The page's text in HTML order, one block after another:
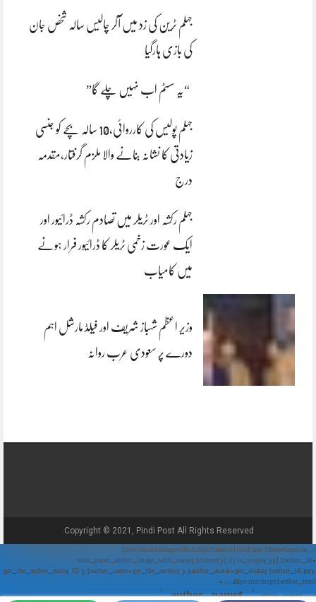
جہلم ٹرین کی زد میں آکر چالیس سالہ شخص جان
کی بازی ہارگیا
“یہ سسٹم اب نہیں چلے گا”
جہلم پولیس کی کارروائی،10 سالہ بچے کو جنسی
زیادتی کا نشانہ بنانے والا ملزم گرفتار،مقدمہ
درج
جہلم رکشہ اور ٹریلر میں تصادم رکشہ ڈرائیور اور
ایک عورت زخمی ٹریلر کا ڈرائیور فرار ہونے
میں کامیاب
وزیر اعظم شہباز شریف اور فیلڈ مارشل اہم
دورے پر سعودی عرب روانہ
Copyright © 2021, Pindi Post All Rights Reserved.
// Show Author Image with Author Name in UrduPaper Theme function
urdu_paper_author_image_with_name($content) { if (is_single()) { $author_id =
get_the_author_meta('ID'); $author_name = get_the_author(); $author_avatar = get_avatar($author_id, 48);
// 48px size image $author_html = '
' . $author_avatar . '
' . $author_name . '